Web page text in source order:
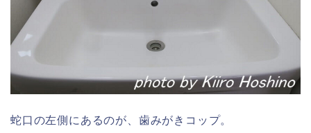
蛇口の左側にあるのが、歯みがきコップ。